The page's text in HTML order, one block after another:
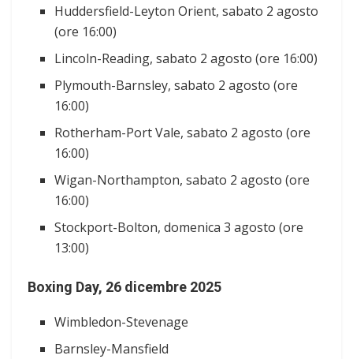
Huddersfield-Leyton Orient, sabato 2 agosto
(ore 16:00)
Lincoln-Reading, sabato 2 agosto (ore 16:00)
Plymouth-Barnsley, sabato 2 agosto (ore
16:00)
Rotherham-Port Vale, sabato 2 agosto (ore
16:00)
Wigan-Northampton, sabato 2 agosto (ore
16:00)
Stockport-Bolton, domenica 3 agosto (ore
13:00)
Boxing Day, 26 dicembre 2025
Wimbledon-Stevenage
Barnsley-Mansfield